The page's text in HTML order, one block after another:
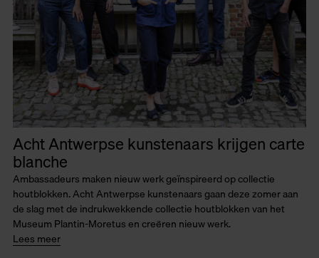
Acht Antwerpse kunstenaars krijgen carte
blanche
Ambassadeurs maken nieuw werk geïnspireerd op collectie
houtblokken. Acht Antwerpse kunstenaars gaan deze zomer aan
de slag met de indrukwekkende collectie houtblokken van het
Museum Plantin-Moretus en creëren nieuw werk.
Lees meer